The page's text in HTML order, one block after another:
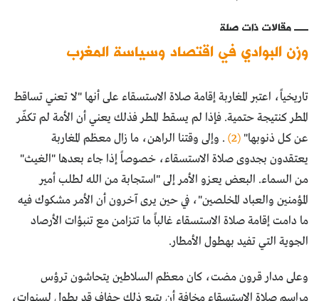
مقالات ذات صلة
وزن البوادي في اقتصاد وسياسة المغرب
تاريخياً، اعتبر المغاربة إقامة صلاة الاستسقاء على أنها "لا تعني تساقط
المطر كنتيجة حتمية. فإذا لم يسقط المطر فذلك يعني أن الأمة لم تكفّر
عن كل ذنوبها" (2)
. وإلى وقتنا الراهن، ما زال معظم المغاربة
يعتقدون بجدوى صلاة الاستسقاء، خصوصاً إذا جاء بعدها "الغيث"
من السماء. البعض يعزو الأمر إلى "استجابة من الله لطلب أمير
المؤمنين والعباد المخلصين"، في حين يرى آخرون أن الأمر مشكوك فيه
ما دامت إقامة صلاة الاستسقاء غالباً ما تتزامن مع تنبؤات الأرصاد
الجوية التي تفيد بهطول الأمطار.
وعلى مدار قرون مضت، كان معظم السلاطين يتحاشون ترؤس
مراسم صلاة الاستسقاء مخافة أن يتبع ذلك جفاف قد يطول لسنوات،